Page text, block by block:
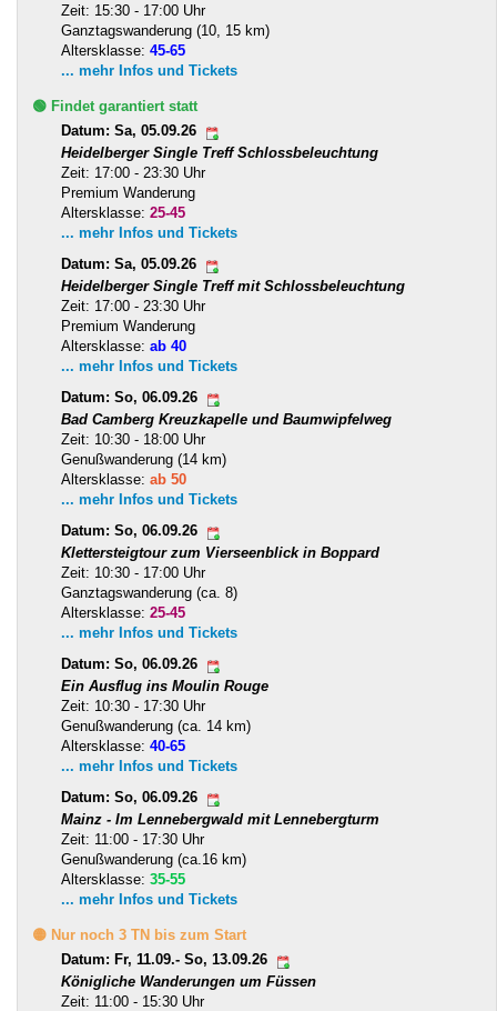
Zeit: 15:30 - 17:00 Uhr
Ganztagswanderung (10, 15 km)
Altersklasse: 45-65
... mehr Infos und Tickets
🟢 Findet garantiert statt
Datum: Sa, 05.09.26
Heidelberger Single Treff Schlossbeleuchtung
Zeit: 17:00 - 23:30 Uhr
Premium Wanderung
Altersklasse: 25-45
... mehr Infos und Tickets
Datum: Sa, 05.09.26
Heidelberger Single Treff mit Schlossbeleuchtung
Zeit: 17:00 - 23:30 Uhr
Premium Wanderung
Altersklasse: ab 40
... mehr Infos und Tickets
Datum: So, 06.09.26
Bad Camberg Kreuzkapelle und Baumwipfelweg
Zeit: 10:30 - 18:00 Uhr
Genußwanderung (14 km)
Altersklasse: ab 50
... mehr Infos und Tickets
Datum: So, 06.09.26
Klettersteigtour zum Vierseenblick in Boppard
Zeit: 10:30 - 17:00 Uhr
Ganztagswanderung (ca. 8)
Altersklasse: 25-45
... mehr Infos und Tickets
Datum: So, 06.09.26
Ein Ausflug ins Moulin Rouge
Zeit: 10:30 - 17:30 Uhr
Genußwanderung (ca. 14 km)
Altersklasse: 40-65
... mehr Infos und Tickets
Datum: So, 06.09.26
Mainz - Im Lennebergwald mit Lennebergturm
Zeit: 11:00 - 17:30 Uhr
Genußwanderung (ca.16 km)
Altersklasse: 35-55
... mehr Infos und Tickets
🟡 Nur noch 3 TN bis zum Start
Datum: Fr, 11.09.- So, 13.09.26
Königliche Wanderungen um Füssen
Zeit: 11:00 - 15:30 Uhr